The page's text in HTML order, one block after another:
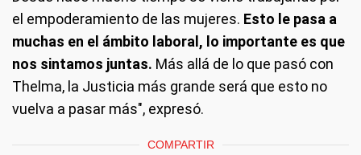
el empoderamiento de las mujeres. Esto le pasa a
muchas en el ámbito laboral, lo importante es que
nos sintamos juntas. Más allá de lo que pasó con
Thelma, la Justicia más grande será que esto no
vuelva a pasar más", expresó.
COMPARTIR